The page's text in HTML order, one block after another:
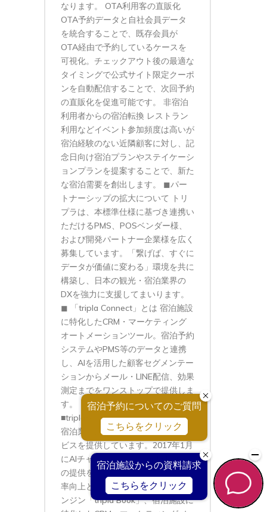
なります。 OTA利用客の直販化
OTA予約データと自社会員データ
を統合することで、既存会員が
OTA経由で予約しているケースを
可視化。チェックアウト後の最適な
タイミングで公式サイト限定クーポ
ンを自動配信することで、次回予約
の直販化を促進可能です。 非宿泊
利用者からの宿泊転換 レストラン
利用などイベント参加頻度は高いが
宿泊経験のない近隣顧客に対し、記
念日向け宿泊プランやステイケーシ
ョンプランを提案することで、新た
な宿泊需要を創出します。 ◼︎パー
トナーシップの拡大について トリ
プラは、本標準仕様に基づき連携い
ただけるPMS、POSベンダー様、
および開発パートナー企業様を広く
募集しています。「繋げば、すぐに
データが価値に変わる」環境を共に
構築し、日本の観光・宿泊業界の
DXを強力に支援してまいります。
◼︎ 「tripla Connect」とは 宿泊施設
に特化したCRM・マーケティング
オートメーションツール。宿泊予約
システムやPMS等のデータと連携
し、AIを活用した顧客セグメンテー
ションからメール・LINE配信、効果
測定までをワンストップで提供しま
す。 https://tripla.io/connect/
■tripla株式会社概要 トリプラは、
宿泊業界に特化したSaaS型のサー
ビスを提供しています。2017年1月
にAIチャットボット「tripla Bot」
の提供を開始して以降、自社予約比
率向上と会員獲得を支援する予約エ
ンジン「tripla Book」、宿泊施設に